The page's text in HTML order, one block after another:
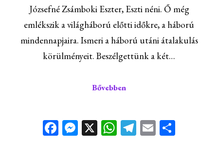
Józsefné Zsámboki Eszter, Eszti néni. Ő még
emlékszik a világháború előtti időkre, a háború
mindennapjaira. Ismeri a háború utáni átalakulás
körülményeit. Beszélgettünk a két…
Bővebben
Facebook
Messenger
X WhatsApp
Telegram
Email